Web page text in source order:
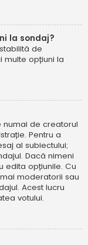
la sondaj?
de
multe opțiuni la
de creatorul
Pentru a
al subiectului;
Dacă nimeni
edita opțiunile. Cu
moderatorii sau
Acest lucru
votului.